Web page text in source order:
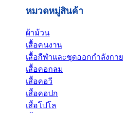
หมวดหมู่สินค้า
ผ้าม้วน
เสื้อคนงาน
เสื้อกีฬาและชุดออกกำลังกาย
เสื้อคอกลม
เสื้อคอวี
เสื้อคอปก
เสื้อโปโล